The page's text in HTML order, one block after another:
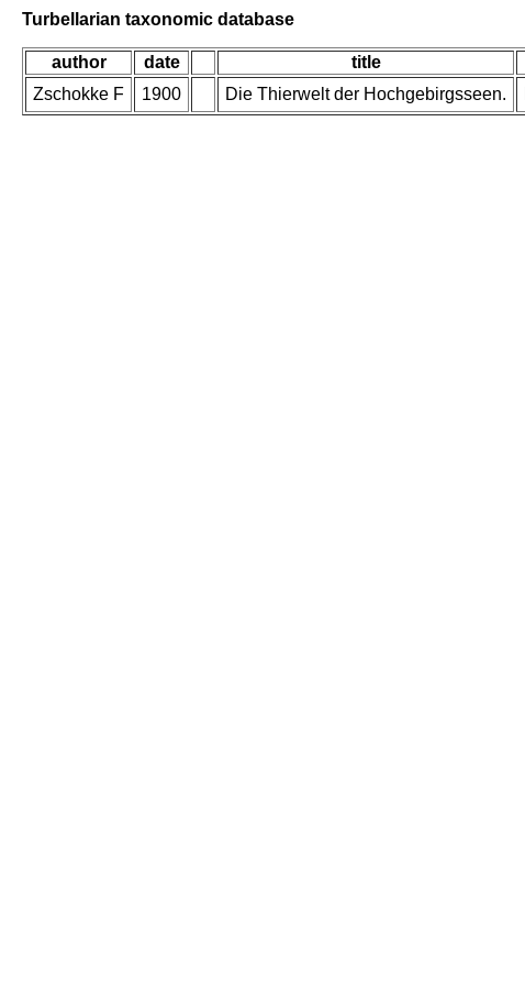
Turbellarian taxonomic database
author date title
Zschokke F
1900 Die Thierwelt der Hochgebirgsseen.